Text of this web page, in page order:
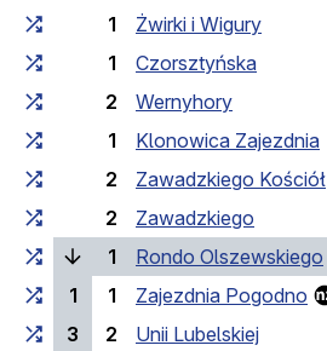
1
Żwirki i Wigury
1
Czorsztyńska
2
Wernyhory
1
Klonowica Zajezdnia
2
Zawadzkiego Kościół
2
Zawadzkiego
1
Rondo Olszewskiego
1
1
Zajezdnia Pogodno
3
2
Unii Lubelskiej